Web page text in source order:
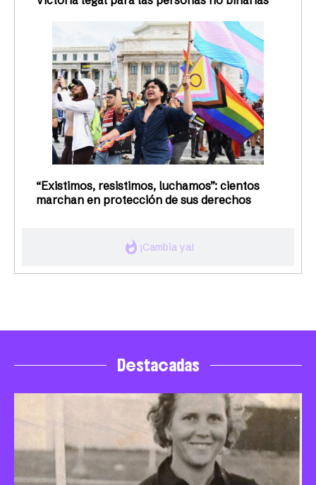
whatshot ¡Cambia ya!
“Existimos, resistimos, luchamos”: cientos
marchan en protección de sus derechos
Destacadas